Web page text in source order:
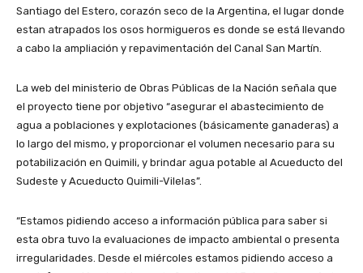
Santiago del Estero, corazón seco de la Argentina, el lugar donde
estan atrapados los osos hormigueros es donde se está llevando
a cabo la ampliación y repavimentación del Canal San Martín.
La web del ministerio de Obras Públicas de la Nación señala que
el proyecto tiene por objetivo “asegurar el abastecimiento de
agua a poblaciones y explotaciones (básicamente ganaderas) a
lo largo del mismo, y proporcionar el volumen necesario para su
potabilización en Quimili, y brindar agua potable al Acueducto del
Sudeste y Acueducto Quimili-Vilelas”.
“Estamos pidiendo acceso a información pública para saber si
esta obra tuvo la evaluaciones de impacto ambiental o presenta
irregularidades. Desde el miércoles estamos pidiendo acceso a